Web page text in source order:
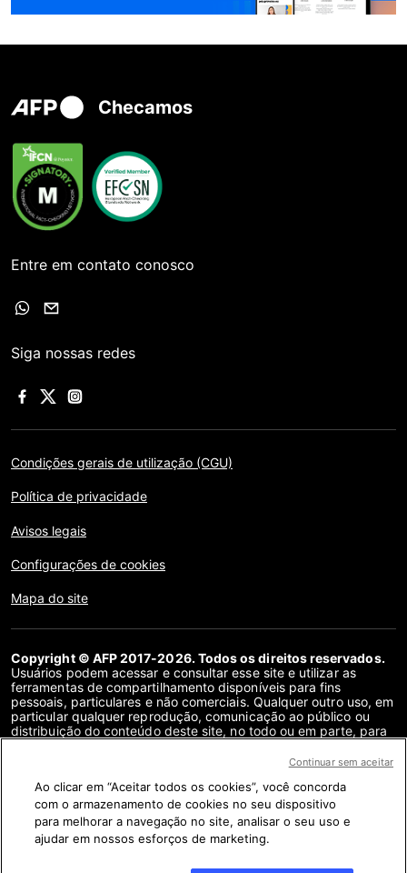
Checamos
Entre em contato conosco
Siga nossas redes
Condições gerais de utilização (CGU)
Política de privacidade
Avisos legais
Configurações de cookies
Mapa do site
Copyright © AFP 2017-2026. Todos os direitos reservados.
Usuários podem acessar e consultar esse site e utilizar as
ferramentas de compartilhamento disponíveis para fins
pessoais, particulares e não comerciais. Qualquer outro uso, em
particular qualquer reprodução, comunicação ao público ou
distribuição do conteúdo deste site, no todo ou em parte, para
contrato de licença específico assinado com a AFP, é
meio de links no conteúdo de verificação de fatos são
fornecidos na medida necessária para a correta compreensão
da checagem da informação em questão. A AFP não obteve
qualquer direito dos autores ou detentores dos direitos autorais
deste conteúdo de terceiros e não terá nenhuma
Ao clicar em “Aceitar todos os cookies”, você concorda
com o armazenamento de cookies no seu dispositivo
para melhorar a navegação no site, analisar o seu uso e
ajudar em nossos esforços de marketing.
Continuar sem aceitar